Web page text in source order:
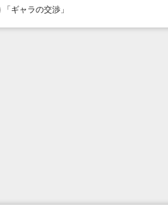
「ギャラの交渉 」